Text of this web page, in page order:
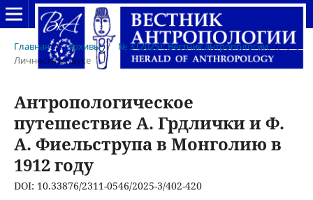
Главная / Архивы / № 3 (2025): Вестник антропологии /
Личности в науке
Антропологическое
путешествие А. Грдлички и Ф.
А. Фиельструпа в Монголию в
1912 году
DOI: 10.33876/2311-0546/2025-3/402-420